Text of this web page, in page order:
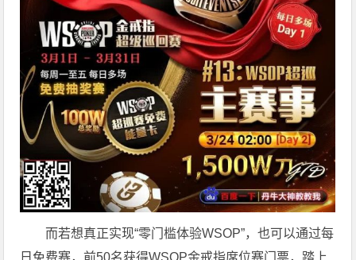
而若想真正实现“零门槛体验WSOP”，也可以通过每